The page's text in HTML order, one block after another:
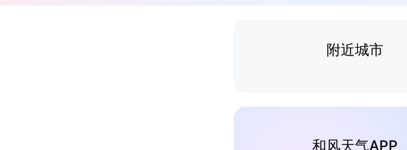
附近城市
和风天气APP